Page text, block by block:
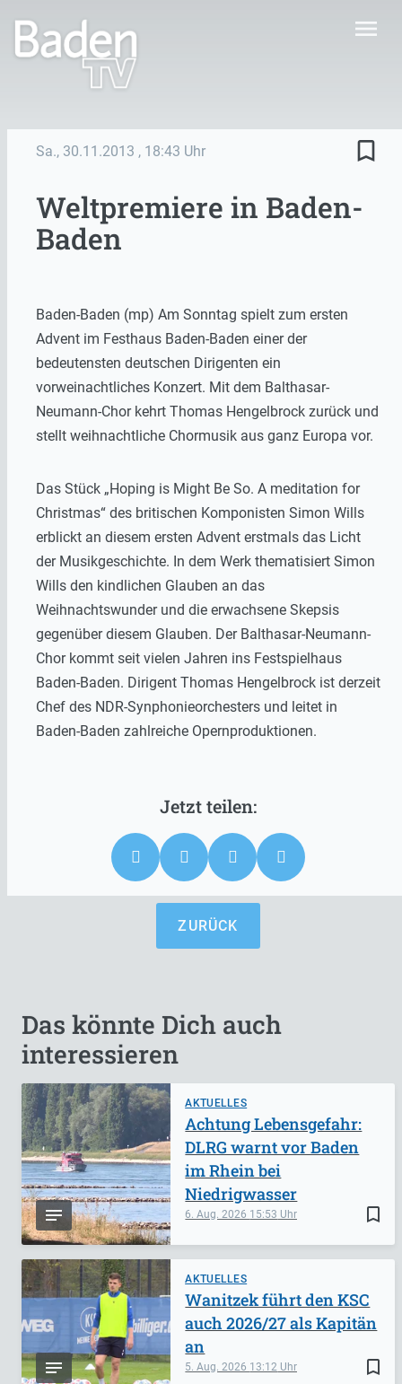
menu
Sa., 30.11.2013 , 18:43 Uhr bookmark_border
Weltpremiere in Baden-
Baden
Baden-Baden (mp) Am Sonntag spielt zum ersten
Advent im Festhaus Baden-Baden einer der
bedeutensten deutschen Dirigenten ein
vorweinachtliches Konzert. Mit dem Balthasar-
Neumann-Chor kehrt Thomas Hengelbrock zurück und
stellt weihnachtliche Chormusik aus ganz Europa vor.
Das Stück „Hoping is Might Be So. A meditation for
Christmas“ des britischen Komponisten Simon Wills
erblickt an diesem ersten Advent erstmals das Licht
der Musikgeschichte. In dem Werk thematisiert Simon
Wills den kindlichen Glauben an das
Weihnachtswunder und die erwachsene Skepsis
gegenüber diesem Glauben. Der Balthasar-Neumann-
Chor kommt seit vielen Jahren ins Festspielhaus
Baden-Baden. Dirigent Thomas Hengelbrock ist derzeit
Chef des NDR-Synphonieorchesters und leitet in
Baden-Baden zahlreiche Opernproduktionen.
ZURÜCK
Das könnte Dich auch
interessieren
AKTUELLES
bookmark_border
6. Aug. 2026 15:53
Achtung Lebensgefahr:
DLRG warnt vor Baden
im Rhein bei
Niedrigwasser
AKTUELLES
bookmark_border
5. Aug. 2026 13:12
Wanitzek führt den KSC
auch 2026/27 als Kapitän
an